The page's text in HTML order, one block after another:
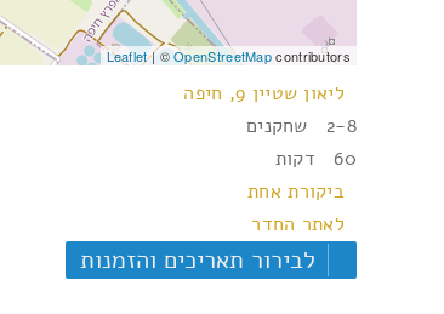
Leaflet| ©OpenStreetMapcontributors
ליאון שטיין 9, חיפה
2-8 שחקנים
60 דקות
ביקורת אחת
לאתר החדר
לבירור תאריכים והזמנות